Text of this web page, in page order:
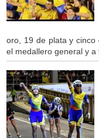
oro, 19 de plata y
el medallero general y a